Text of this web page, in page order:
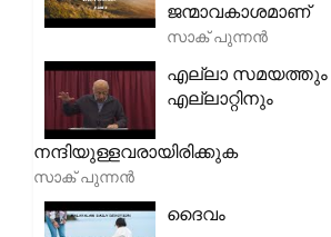
ജന്മാവകാശമാണ്
സാക് പുന്നൻ
എല്ലാ സമയത്തും
എല്ലാറ്റിനും
നന്ദിയുള്ളവരായിരിക്കുക
സാക് പുന്നൻ
ദൈവം